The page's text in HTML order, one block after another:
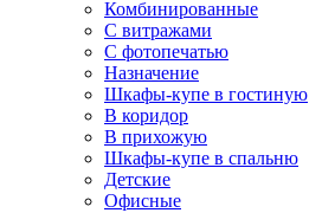
Комбинированные
С витражами
С фотопечатью
Назначение
Шкафы-купе в гостиную
В коридор
В прихожую
Шкафы-купе в спальню
Детские
Офисные